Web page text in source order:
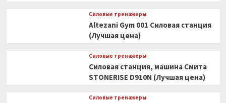
Силовые тренажеры
Altezani Gym 001 Силовая станция
(Лучшая цена)
Силовые тренажеры
Силовая станция, машина Смита
STONERISE D910N (Лучшая цена)
Силовые тренажеры